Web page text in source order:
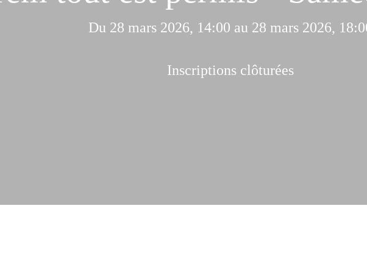
Du 28 mars 2026, 14:00 au 28 mars 2026,
Inscriptions clôturées